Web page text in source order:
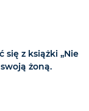
z książki „Nie
żoną.